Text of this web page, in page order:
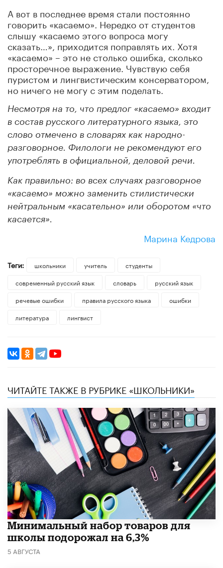
А вот в последнее время стали постоянно
говорить «касаемо». Нередко от студентов
слышу «касаемо этого вопроса могу
сказать…», приходится поправлять их. Хотя
«касаемо» – это не столько ошибка, сколько
просторечное выражение. Чувствую себя
пуристом и лингвистическим консерватором,
но ничего не могу с этим поделать.
Несмотря на то, что предлог «касаемо» входит
в состав русского литературного языка, это
слово отмечено в словарях как народно-
разговорное. Филологи не рекомендуют его
употреблять в официальной, деловой речи.
Как правильно: во всех случаях разговорное
«касаемо» можно заменить стилистически
нейтральным «касательно» или оборотом «что
касается».
Марина Кедрова
Теги: школьники учитель
студенты
современный русский язык
словарь
русский язык
речевые ошибки
правила русского языка
ошибки
литература
лингвист
ЧИТАЙТЕ ТАКЖЕ В РУБРИКЕ «ШКОЛЬНИКИ»
Минимальный набор товаров для
школы подорожал на 6,3%
5 АВГУСТА